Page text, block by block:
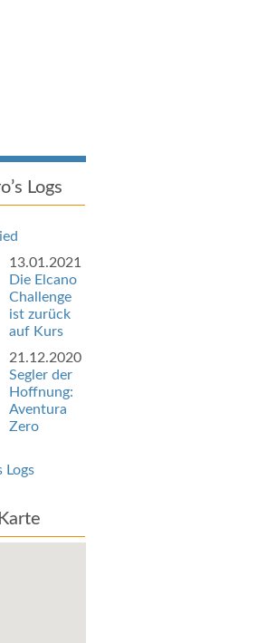
Logs
13.01.2021
Die Elcano
Challenge
ist zurück
auf Kurs
21.12.2020
Segler der
Hoffnung:
Aventura
Zero
Logs